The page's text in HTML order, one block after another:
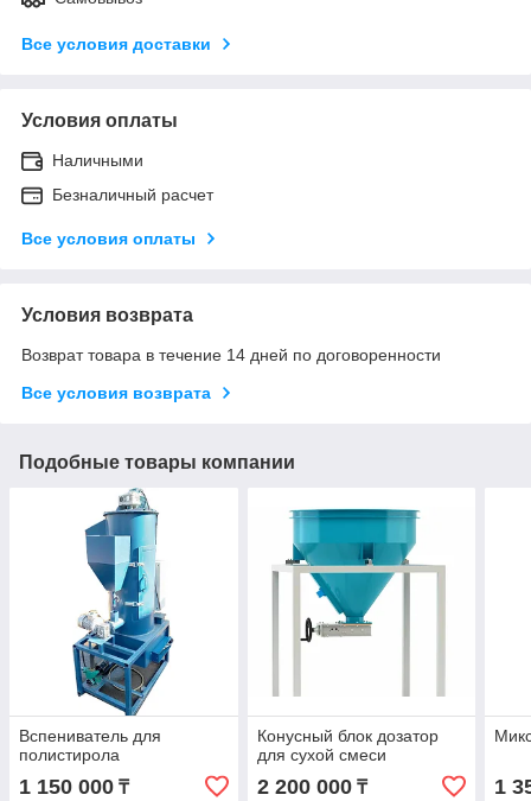
Все условия доставки
Условия оплаты
Наличными
Безналичный расчет
Все условия оплаты
Условия возврата
Возврат товара в течение 14 дней по договоренности
Все условия возврата
Подобные товары компании
Вспениватель для
полистирола
1 150 000 ₸
Конусный блок дозатор
для сухой смеси
2 200 000₸ 1